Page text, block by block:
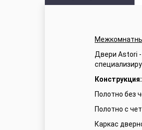
Двери Astori -
Конструкция:
Полотно без
Полотно с
Каркас